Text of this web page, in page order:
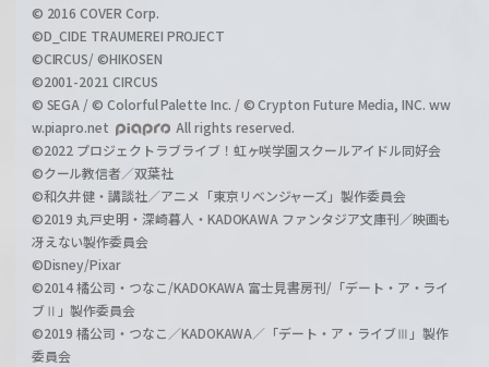
© 2016 COVER Corp.
©D_CIDE TRAUMEREI PROJECT
©CIRCUS/ ©HIKOSEN
©2001-2021 CIRCUS
© SEGA / © Colorful Palette Inc. / © Crypton Future Media, INC. ww
w.piapro.net
All rights reserved.
©2022 プロジェクトラブライブ！虹ヶ咲学園スクールアイドル同好会
©クール教信者／双葉社
©和久井健・講談社／アニメ「東京リベンジャーズ」製作委員会
©2019 丸戸史明・深崎暮人・KADOKAWA ファンタジア文庫刊／映画も
冴えない製作委員会
©Disney/Pixar
©2014 橘公司・つなこ/KADOKAWA 富士見書房刊/「デート・ア・ライ
ブⅡ」製作委員会
©2019 橘公司・つなこ／KADOKAWA／「デート・ア・ライブⅢ」製作
委員会